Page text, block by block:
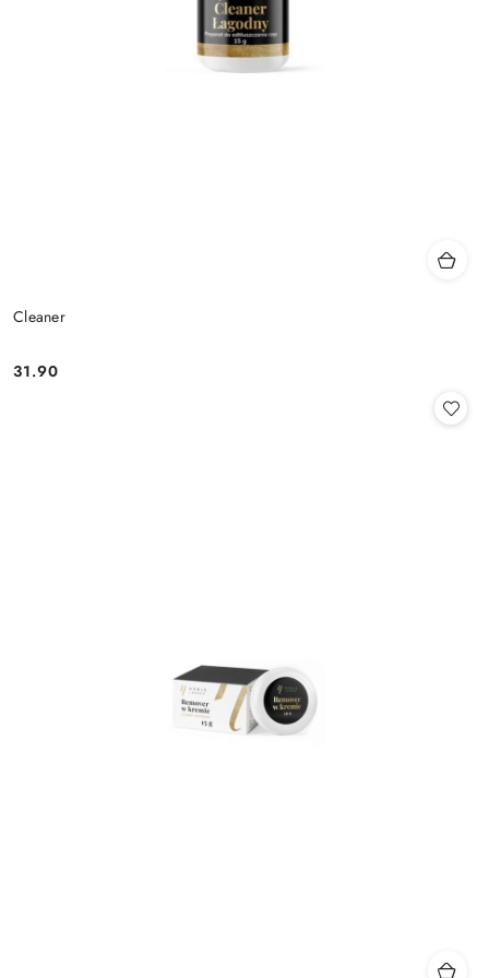
Cleaner
Cena:
31.90